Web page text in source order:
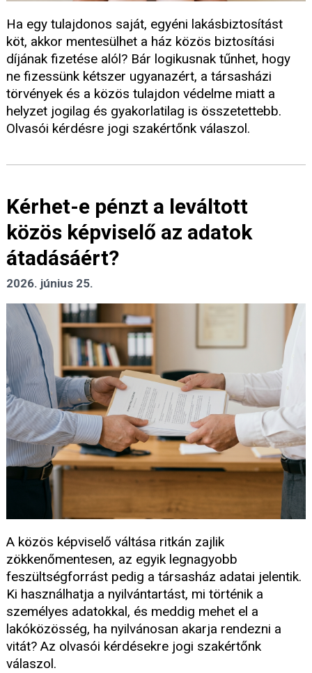
Ha egy tulajdonos saját, egyéni lakásbiztosítást
köt, akkor mentesülhet a ház közös biztosítási
díjának fizetése alól? Bár logikusnak tűnhet, hogy
ne fizessünk kétszer ugyanazért, a társasházi
törvények és a közös tulajdon védelme miatt a
helyzet jogilag és gyakorlatilag is összetettebb.
Olvasói kérdésre jogi szakértőnk válaszol.
Kérhet-e pénzt a leváltott
közös képviselő az adatok
átadásáért?
2026. június 25.
A közös képviselő váltása ritkán zajlik
zökkenőmentesen, az egyik legnagyobb
feszültségforrást pedig a társasház adatai jelentik.
Ki használhatja a nyilvántartást, mi történik a
személyes adatokkal, és meddig mehet el a
lakóközösség, ha nyilvánosan akarja rendezni a
vitát? Az olvasói kérdésekre jogi szakértőnk
válaszol.